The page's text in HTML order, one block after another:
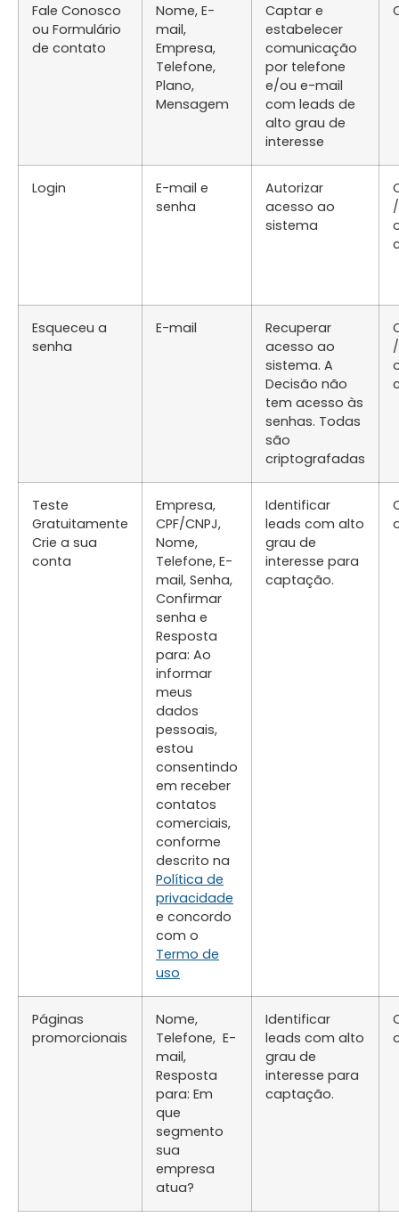
Fale Conosco
ou Formulário
de contato
Nome, E-
mail,
Empresa,
Telefone,
Plano,
Mensagem
Captar e
estabelecer
comunicação
por telefone
e/ou e-mail
com leads de
alto grau de
interesse
Login
E-mail e
senha
Autorizar
acesso ao
sistema
Esqueceu a
senha
E-mail
Recuperar
acesso ao
sistema. A
Decisão não
tem acesso às
senhas. Todas
são
criptografadas
Teste
Gratuitamente
Crie a sua
conta
Empresa,
CPF/CNPJ,
Nome,
Telefone, E-
mail, Senha,
Confirmar
senha e
Resposta
para: Ao
informar
meus
dados
pessoais,
estou
consentindo
em receber
contatos
comerciais,
conforme
descrito na
Política de
privacidade
e concordo
com o
Termo de
uso
Identificar
leads com alto
grau de
interesse para
captação.
Páginas
promorcionais
Nome,
Telefone, E-
mail,
Resposta
para: Em
que
segmento
sua
empresa
atua?
Identificar
leads com alto
grau de
interesse para
captação.